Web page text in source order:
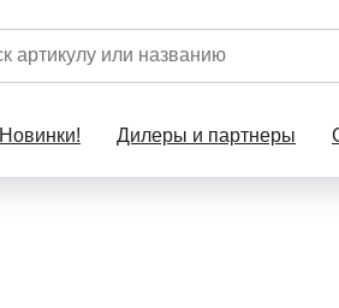
Новинки! Дилеры и партнеры